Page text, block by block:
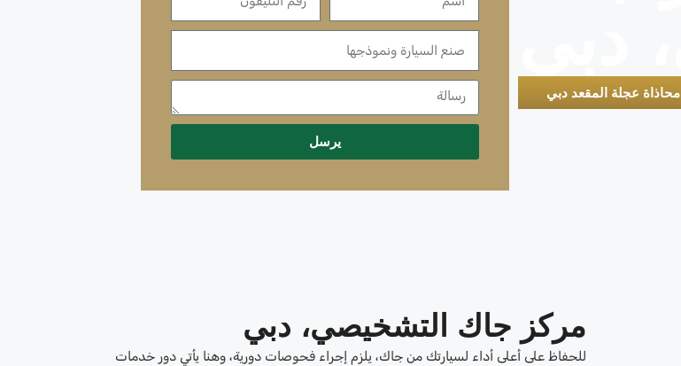
محاذاة عجلة المقعد دبي
يرسل
مركز جاك التشخيصي، دبي
للحفاظ على أعلى أداء لسيارتك من جاك، يلزم إجراء فحوصات دورية، وهنا يأتي دور خدمات